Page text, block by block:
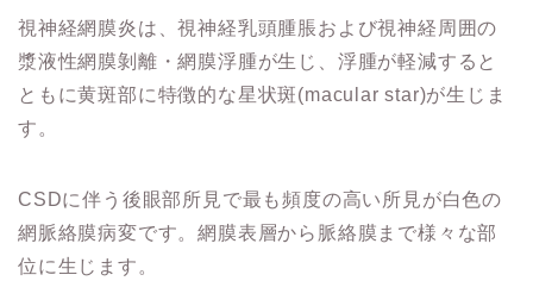
視神経網膜炎は、視神経乳頭腫脹および視神経周囲の
漿液性網膜剝離・網膜浮腫が生じ、浮腫が軽減すると
ともに黄斑部に特徴的な星状斑(macular star)が生じま
す。
CSDに伴う後眼部所見で最も頻度の高い所見が白色の
網脈絡膜病変です。網膜表層から脈絡膜まで様々な部
位に生じます。